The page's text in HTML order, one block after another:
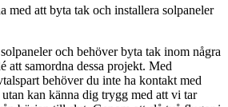
med att byta tak och installera solpaneler
och behöver byta tak inom några
att samordna dessa projekt. Med
behöver du inte ha kontakt med
kan känna dig trygg med att vi tar